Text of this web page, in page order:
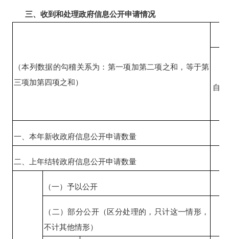
三、收到和处理政府信息公开申请情况
（本列数据的勾稽关系为：第一项加第二项之和，等于第
三项加第四项之和）
自
一、本年新收政府信息公开申请数量
二、上年结转政府信息公开申请数量
（一）予以公开
（二）部分公开（区分处理的，只计这一情形，
不计其他情形）